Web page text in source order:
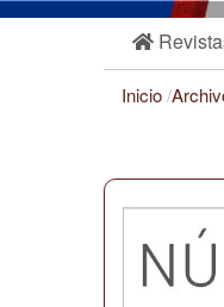
Inicio/